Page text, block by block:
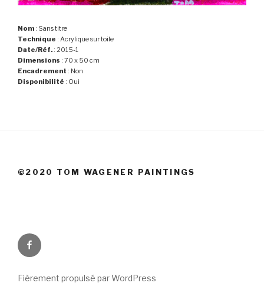
Nom : Sans titre
Technique : Acrylique sur toile
Date/Réf. : 2015-1
Dimensions : 70 x 50 cm
Encadrement : Non
Disponibilité : Oui
©2020 TOM WAGENER PAINTINGS
Facebook
Fièrement propulsé par WordPress